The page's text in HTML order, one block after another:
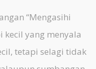
“Mengasihi
kecil yang menyala
tetapi selagi tidak